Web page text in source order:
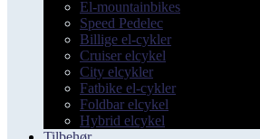
El-mountainbikes
Speed Pedelec
Billige el-cykler
Cruiser elcykel
City elcykler
Fatbike el-cykler
Foldbar elcykel
Hybrid elcykel